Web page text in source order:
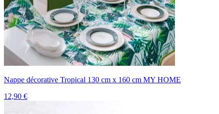
Nappe décorative Tropical 130 cm x 160 cm MY HOME
12,90 €